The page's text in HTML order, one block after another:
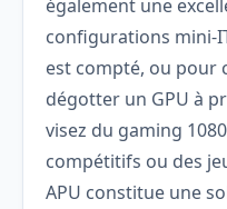
également une
configurations mini-
est compté, ou pour
dégotter un GPU à
visez du gaming
compétitifs ou des
APU constitue une